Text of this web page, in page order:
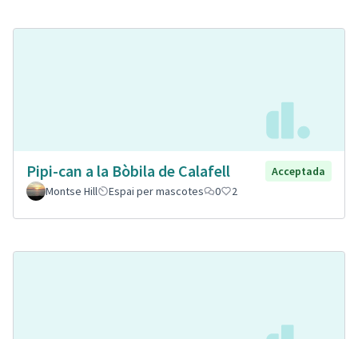
Pipi-can a la Bòbila de Calafell
Acceptada
Montse Hill
Espai per mascotes 0 2